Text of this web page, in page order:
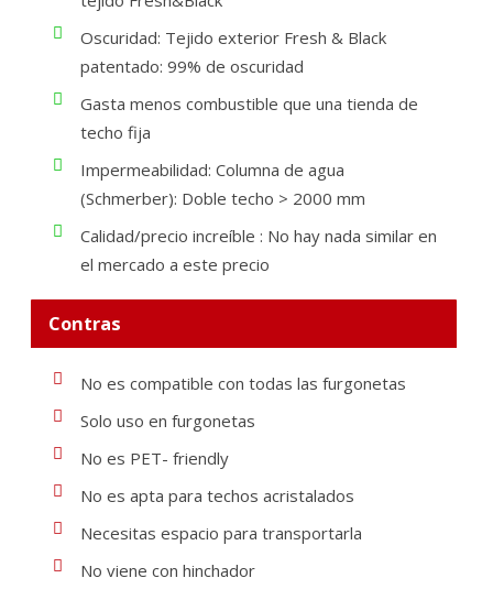
Oscuridad: Tejido exterior Fresh & Black
patentado: 99% de oscuridad
Gasta menos combustible que una tienda de
techo fija
Impermeabilidad: Columna de agua
(Schmerber): Doble techo > 2000 mm
Calidad/precio increíble : No hay nada similar en
el mercado a este precio
Contras
No es compatible con todas las furgonetas
Solo uso en furgonetas
No es PET- friendly
No es apta para techos acristalados
Necesitas espacio para transportarla
No viene con hinchador